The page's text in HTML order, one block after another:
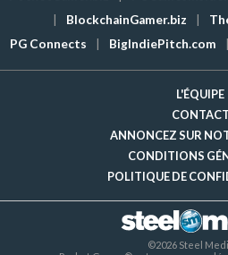
BlockchainGamer.biz
PG Connects
BigIndiePitch.com
L'ÉQUIPE
CONTACT
ANNONCEZ SUR
CONDITIONS
POLITIQUE DE
©2026 Steel